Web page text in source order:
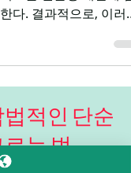
바이트 대학생들
트는 전문성 개발에 심
다. 결과적으로, 이러한
성 축적과 경력 개발에
을 미친다. 전공과 무관
된 업무는 실제 노동시
역량을 개발할 기회를